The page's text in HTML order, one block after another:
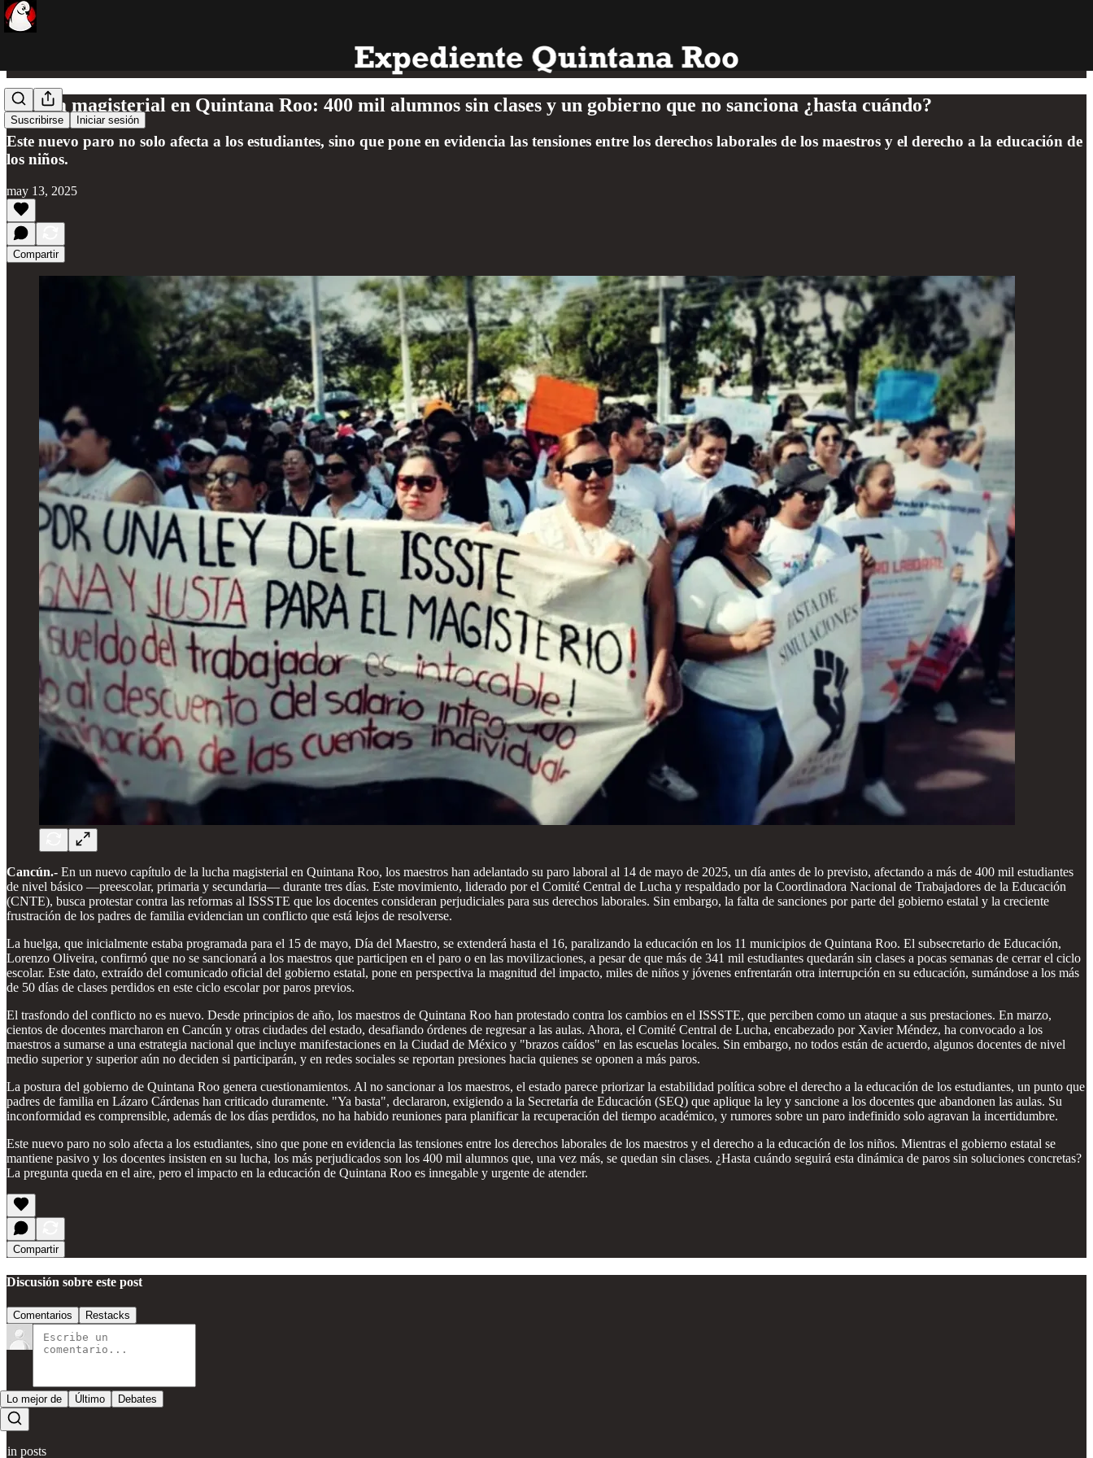
Suscribirse Iniciar sesión
Huelga magisterial en Quintana Roo: 400 mil alumnos sin clases y un gobierno que no sanciona ¿hasta cuándo?
Este nuevo paro no solo afecta a los estudiantes, sino que pone en evidencia las tensiones entre los derechos laborales de los maestros y el derecho a la educación de
los niños.
may 13, 2025
Compartir
Cancún.- En un nuevo capítulo de la lucha magisterial en Quintana Roo, los maestros han adelantado su paro laboral al 14 de mayo de 2025, un día antes de lo previsto, afectando a más de 400 mil estudiantes
de nivel básico —preescolar, primaria y secundaria— durante tres días. Este movimiento, liderado por el Comité Central de Lucha y respaldado por la Coordinadora Nacional de Trabajadores de la Educación
(CNTE), busca protestar contra las reformas al ISSSTE que los docentes consideran perjudiciales para sus derechos laborales. Sin embargo, la falta de sanciones por parte del gobierno estatal y la creciente
frustración de los padres de familia evidencian un conflicto que está lejos de resolverse.
La huelga, que inicialmente estaba programada para el 15 de mayo, Día del Maestro, se extenderá hasta el 16, paralizando la educación en los 11 municipios de Quintana Roo. El subsecretario de Educación,
Lorenzo Oliveira, confirmó que no se sancionará a los maestros que participen en el paro o en las movilizaciones, a pesar de que más de 341 mil estudiantes quedarán sin clases a pocas semanas de cerrar el ciclo
escolar. Este dato, extraído del comunicado oficial del gobierno estatal, pone en perspectiva la magnitud del impacto, miles de niños y jóvenes enfrentarán otra interrupción en su educación, sumándose a los más
de 50 días de clases perdidos en este ciclo escolar por paros previos.
El trasfondo del conflicto no es nuevo. Desde principios de año, los maestros de Quintana Roo han protestado contra los cambios en el ISSSTE, que perciben como un ataque a sus prestaciones. En marzo,
cientos de docentes marcharon en Cancún y otras ciudades del estado, desafiando órdenes de regresar a las aulas. Ahora, el Comité Central de Lucha, encabezado por Xavier Méndez, ha convocado a los
maestros a sumarse a una estrategia nacional que incluye manifestaciones en la Ciudad de México y "brazos caídos" en las escuelas locales. Sin embargo, no todos están de acuerdo, algunos docentes de nivel
medio superior y superior aún no deciden si participarán, y en redes sociales se reportan presiones hacia quienes se oponen a más paros.
La postura del gobierno de Quintana Roo genera cuestionamientos. Al no sancionar a los maestros, el estado parece priorizar la estabilidad política sobre el derecho a la educación de los estudiantes, un punto que
padres de familia en Lázaro Cárdenas han criticado duramente. "Ya basta", declararon, exigiendo a la Secretaría de Educación (SEQ) que aplique la ley y sancione a los docentes que abandonen las aulas. Su
inconformidad es comprensible, además de los días perdidos, no ha habido reuniones para planificar la recuperación del tiempo académico, y rumores sobre un paro indefinido solo agravan la incertidumbre.
Este nuevo paro no solo afecta a los estudiantes, sino que pone en evidencia las tensiones entre los derechos laborales de los maestros y el derecho a la educación de los niños. Mientras el gobierno estatal se
mantiene pasivo y los docentes insisten en su lucha, los más perjudicados son los 400 mil alumnos que, una vez más, se quedan sin clases. ¿Hasta cuándo seguirá esta dinámica de paros sin soluciones concretas?
La pregunta queda en el aire, pero el impacto en la educación de Quintana Roo es innegable y urgente de atender.
Compartir
Discusión sobre este post
Comentarios Restacks
Lo mejor de Último Debates
Sin posts